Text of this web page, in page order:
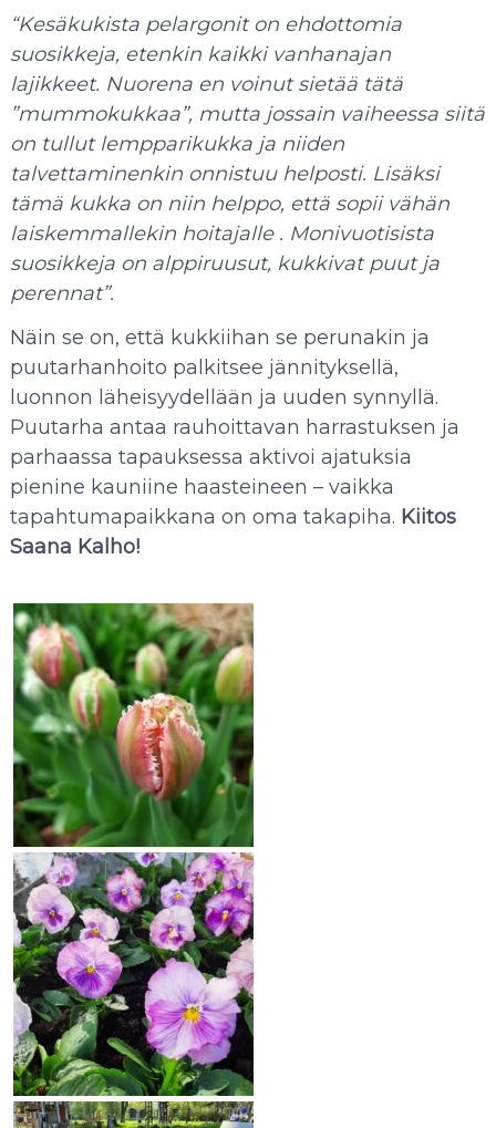
“Kesäkukista pelargonit on ehdottomia
suosikkeja, etenkin kaikki vanhanajan
lajikkeet. Nuorena en voinut sietää tätä
”mummokukkaa”, mutta jossain vaiheessa siitä
on tullut lempparikukka ja niiden
talvettaminenkin onnistuu helposti. Lisäksi
tämä kukka on niin helppo, että sopii vähän
laiskemmallekin hoitajalle . Monivuotisista
suosikkeja on alppiruusut, kukkivat puut ja
perennat”.
Näin se on, että kukkiihan se perunakin ja
puutarhanhoito palkitsee jännityksellä,
luonnon läheisyydellään ja uuden synnyllä.
Puutarha antaa rauhoittavan harrastuksen ja
parhaassa tapauksessa aktivoi ajatuksia
pienine kauniine haasteineen – vaikka
tapahtumapaikkana on oma takapiha. Kiitos
Saana Kalho!